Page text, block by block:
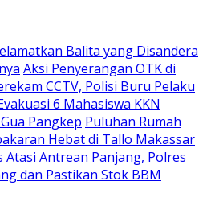
Balita yang Disandera
Aksi Penyerangan OTK di
CCTV, Polisi Buru Pelaku
6 Mahasiswa KKN
Pangkep Puluhan Rumah
Hebat di Tallo Makassar
Atasi Antrean Panjang, Polres
dan Pastikan Stok BBM